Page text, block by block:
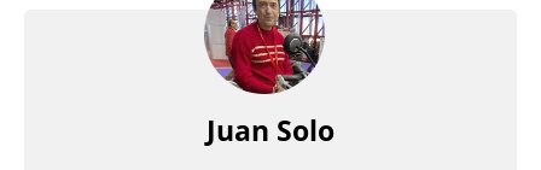
Juan Solo